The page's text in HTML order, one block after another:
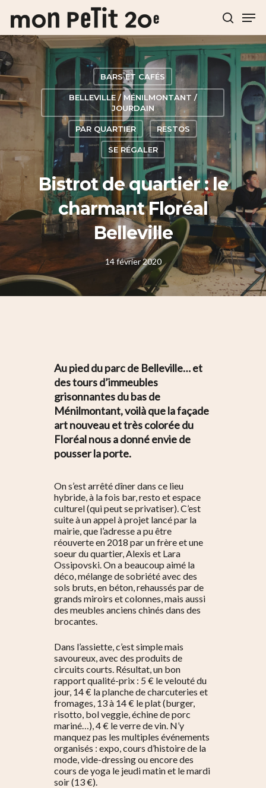
Hit enter to search or ESC to close
BARS ET CAFÉS
BELLEVILLE / MÉNILMONTANT /
JOURDAIN
PAR QUARTIER RESTOS
SE RÉGALER
Bistrot de quartier : le
charmant Floréal
Belleville
14 février 2020
Au pied du parc de Belleville… et
des tours d’immeubles
grisonnantes du bas de
Ménilmontant, voilà que la façade
art nouveau et très colorée du
Floréal nous a donné envie de
pousser la porte.
On s’est arrêté dîner dans ce lieu
hybride, à la fois bar, resto et espace
culturel (qui peut se privatiser). C’est
suite à un appel à projet lancé par la
mairie, que l’adresse a pu être
réouverte en 2018 par un frère et une
soeur du quartier, Alexis et Lara
Ossipovski. On a beaucoup aimé la
déco, mélange de sobriété avec des
sols bruts, en béton, rehaussés par de
grands miroirs et colonnes, mais aussi
des meubles anciens chinés dans des
brocantes.
Dans l’assiette, c’est simple mais
savoureux, avec des produits de
circuits courts. Résultat, un bon
rapport qualité-prix : 5 € le velouté du
jour, 14 € la planche de charcuteries et
fromages, 13 à 14 € le plat (burger,
risotto, bol veggie, échine de porc
mariné…), 4 € le verre de vin. N’y
manquez pas les multiples événements
organisés : expo, cours d’histoire de la
mode, vide-dressing ou encore des
cours de yoga le jeudi matin et le mardi
soir (13 €).